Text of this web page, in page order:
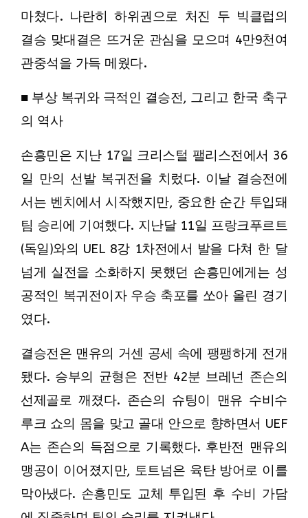
마쳤다. 나란히 하위권으로 처진 두 빅클럽의
결승 맞대결은 뜨거운 관심을 모으며 4만9천여
관중석을 가득 메웠다.
■ 부상 복귀와 극적인 결승전, 그리고 한국 축구
의 역사
손흥민은 지난 17일 크리스털 팰리스전에서 36
일 만의 선발 복귀전을 치렀다. 이날 결승전에
서는 벤치에서 시작했지만, 중요한 순간 투입돼
팀 승리에 기여했다. 지난달 11일 프랑크푸르트
(독일)와의 UEL 8강 1차전에서 발을 다쳐 한 달
넘게 실전을 소화하지 못했던 손흥민에게는 성
공적인 복귀전이자 우승 축포를 쏘아 올린 경기
였다.
결승전은 맨유의 거센 공세 속에 팽팽하게 전개
됐다. 승부의 균형은 전반 42분 브레넌 존슨의
선제골로 깨졌다. 존슨의 슈팅이 맨유 수비수
루크 쇼의 몸을 맞고 골대 안으로 향하면서 UEF
A는 존슨의 득점으로 기록했다. 후반전 맨유의
맹공이 이어졌지만, 토트넘은 육탄 방어로 이를
막아냈다. 손흥민도 교체 투입된 후 수비 가담